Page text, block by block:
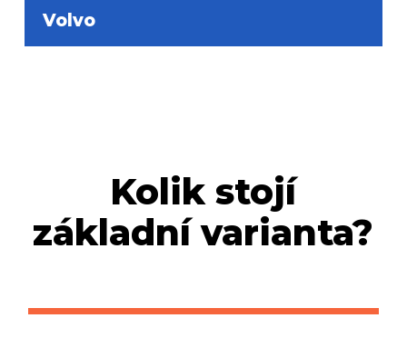
Volvo
Kolik stojí
základní varianta?